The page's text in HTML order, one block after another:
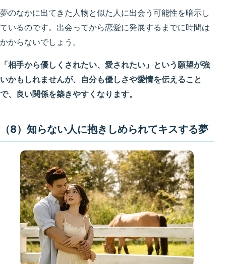
夢のなかに出てきた人物と似た人に出会う可能性を暗示し
ているのです。出会ってから恋愛に発展するまでに時間は
かからないでしょう。
「相手から優しくされたい、愛されたい」という願望が強
いかもしれませんが、自分も優しさや愛情を伝えること
で、良い関係を築きやすくなります。
（8）知らない人に抱きしめられてキスする夢